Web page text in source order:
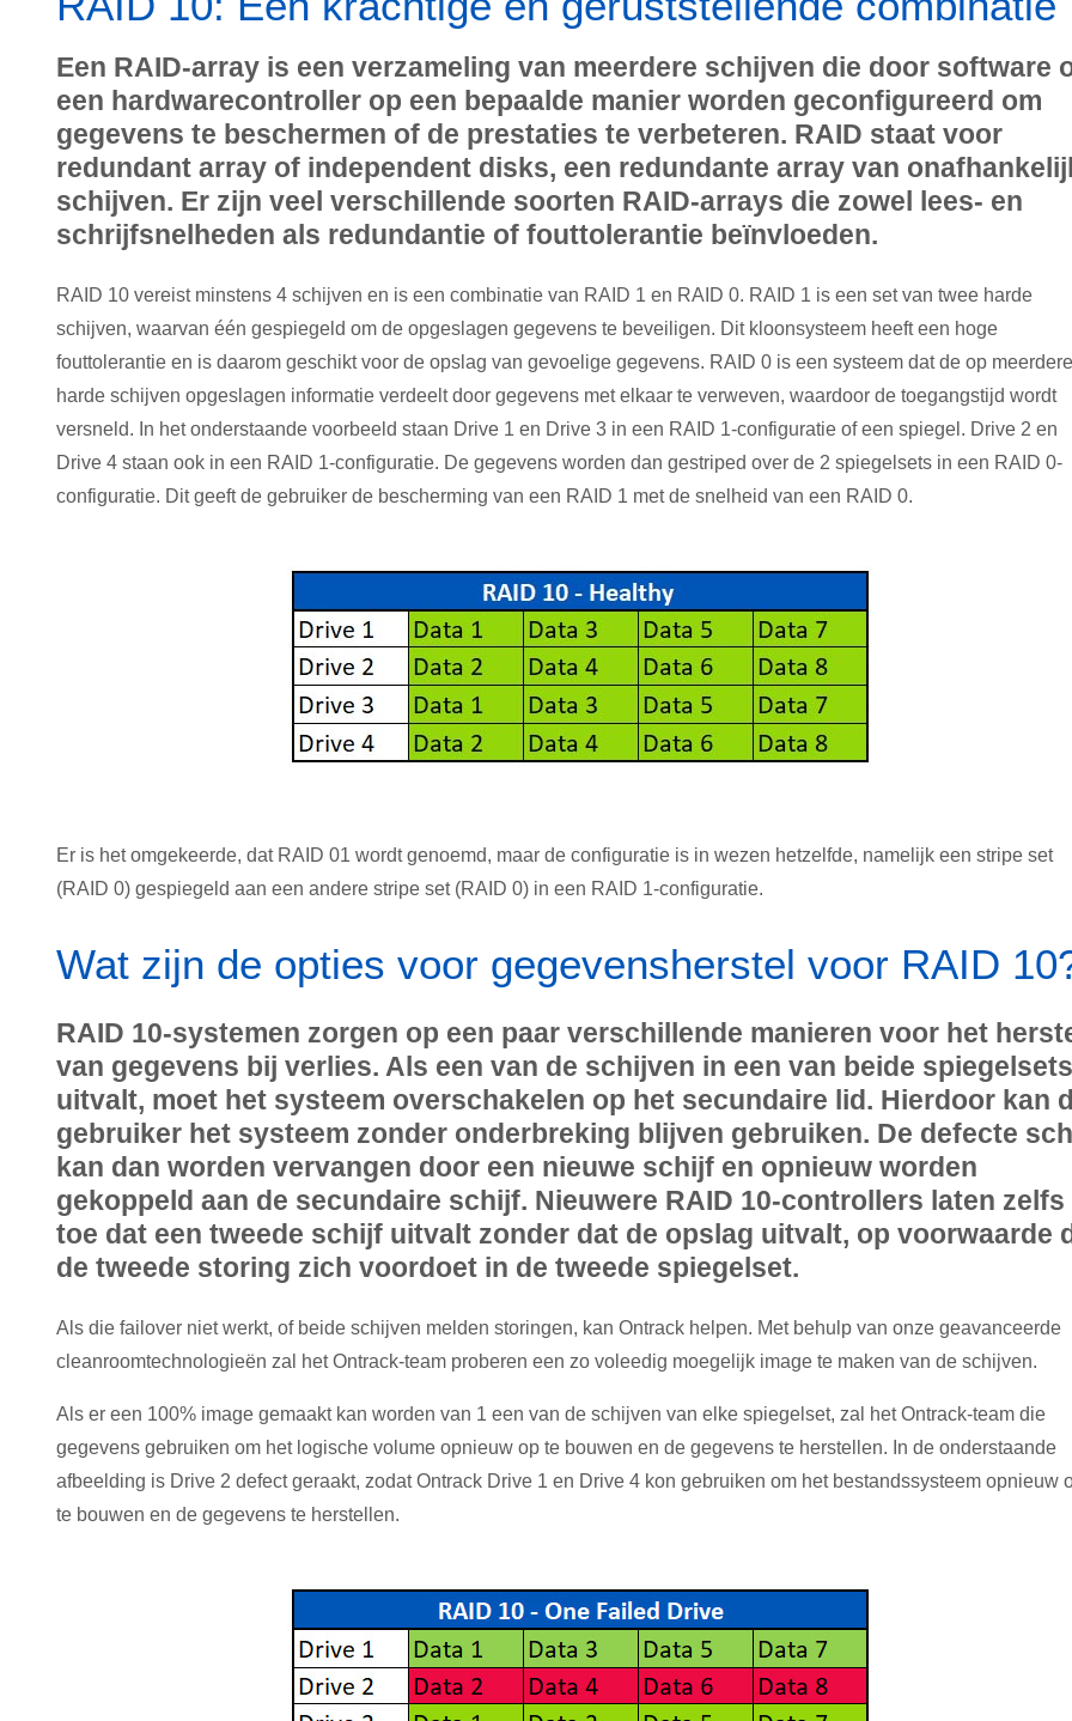
Een RAID-array is een verzameling van meerdere schijven die door software
een hardwarecontroller op een bepaalde manier worden geconfigureerd om
gegevens te beschermen of de prestaties te verbeteren. RAID staat voor
redundant array of independent disks, een redundante array van
schijven. Er zijn veel verschillende soorten RAID-arrays die zowel lees- en
schrijfsnelheden als redundantie of fouttolerantie beïnvloeden.
RAID 10 vereist minstens 4 schijven en is een combinatie van RAID 1 en RAID 0. RAID 1 is een set van twee harde
schijven, waarvan één gespiegeld om de opgeslagen gegevens te beveiligen. Dit kloonsysteem heeft een hoge
fouttolerantie en is daarom geschikt voor de opslag van gevoelige gegevens. RAID 0 is een systeem dat de op meerdere
harde schijven opgeslagen informatie verdeelt door gegevens met elkaar te verweven, waardoor de toegangstijd wordt
versneld. In het onderstaande voorbeeld staan Drive 1 en Drive 3 in een RAID 1-configuratie of een spiegel. Drive 2 en
Drive 4 staan ook in een RAID 1-configuratie. De gegevens worden dan gestriped over de 2 spiegelsets in een RAID 0-
configuratie. Dit geeft de gebruiker de bescherming van een RAID 1 met de snelheid van een RAID 0.
Er is het omgekeerde, dat RAID 01 wordt genoemd, maar de configuratie is in wezen hetzelfde, namelijk een stripe set
(RAID 0) gespiegeld aan een andere stripe set (RAID 0) in een RAID 1-configuratie.
Wat zijn de opties voor gegevensherstel voor RAID
RAID 10-systemen zorgen op een paar verschillende manieren voor het
van gegevens bij verlies. Als een van de schijven in een van beide spiegelsets
uitvalt, moet het systeem overschakelen op het secundaire lid. Hierdoor kan
gebruiker het systeem zonder onderbreking blijven gebruiken. De defecte
kan dan worden vervangen door een nieuwe schijf en opnieuw worden
gekoppeld aan de secundaire schijf. Nieuwere RAID 10-controllers laten zelfs
toe dat een tweede schijf uitvalt zonder dat de opslag uitvalt, op voorwaarde
de tweede storing zich voordoet in de tweede spiegelset.
Als die failover niet werkt, of beide schijven melden storingen, kan Ontrack helpen. Met behulp van onze geavanceerde
cleanroomtechnologieën zal het Ontrack-team proberen een zo voleedig moegelijk image te maken van de schijven.
Als er een 100% image gemaakt kan worden van 1 een van de schijven van elke spiegelset, zal het Ontrack-team die
gegevens gebruiken om het logische volume opnieuw op te bouwen en de gegevens te herstellen. In de onderstaande
afbeelding is Drive 2 defect geraakt, zodat Ontrack Drive 1 en Drive 4 kon gebruiken om het bestandssysteem opnieuw
te bouwen en de gegevens te herstellen.